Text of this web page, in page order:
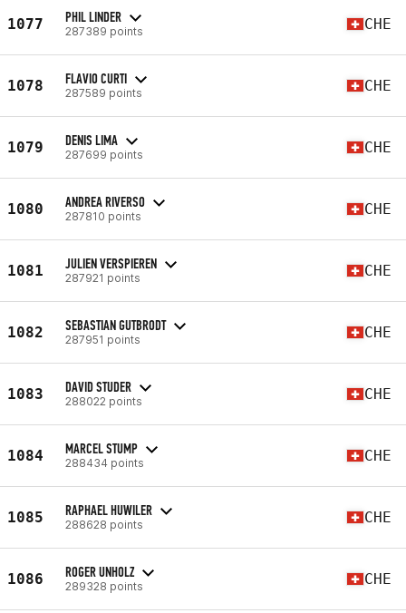
1077 PHIL LINDER
287389 points CHE
1078 FLAVIO CURTI
287589 points CHE
1079 DENIS LIMA
287699 points CHE
1080 ANDREA RIVERSO
287810 points CHE
1081 JULIEN VERSPIEREN
287921 points CHE
1082 SEBASTIAN GUTBRODT
287951 points CHE
1083 DAVID STUDER
288022 points CHE
1084 MARCEL STUMP
288434 points CHE
1085 RAPHAEL HUWILER
288628 points CHE
1086 ROGER UNHOLZ
289328 points CHE